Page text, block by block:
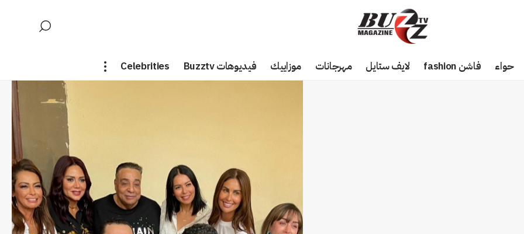
حواء فاشن fashion لايف ستايل مهرجانات موزاييك فيديوهات Buzztv Celebrities